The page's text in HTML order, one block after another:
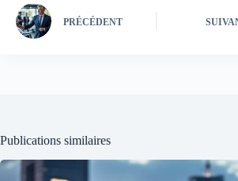
PRÉCÉDENT
Publications similaires